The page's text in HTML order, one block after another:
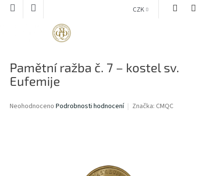
Přejít
CZK
Pamětní ražba č. 7 – kostel sv.
Eufemije
Průměrné
Neohodnoceno Podrobnosti hodnocení Značka: CMQC